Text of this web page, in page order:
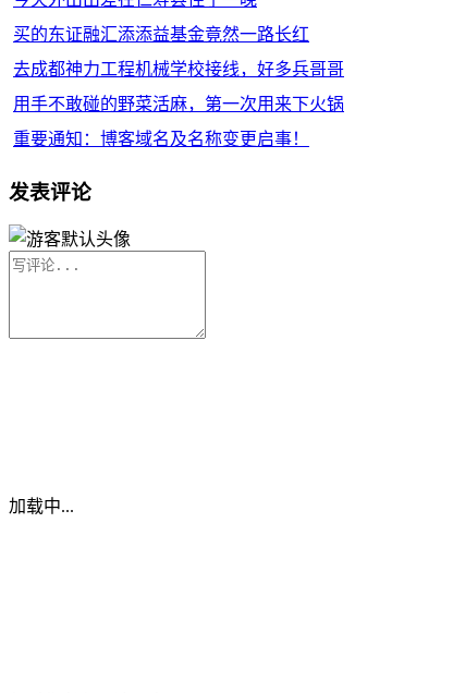
买的东证融汇添添益基金竟然一路长红
去成都神力工程机械学校接线，好多兵哥哥
用手不敢碰的野菜活麻，第一次用来下火锅
重要通知：博客域名及名称变更启事！
发表评论
加载中...